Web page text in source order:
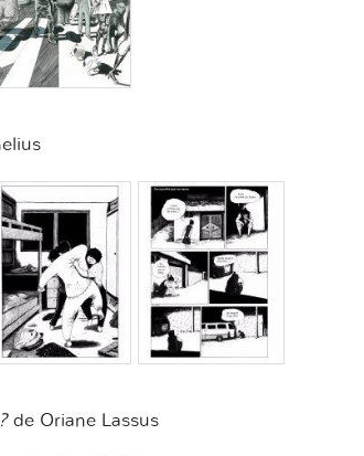
de Oriane Lassus